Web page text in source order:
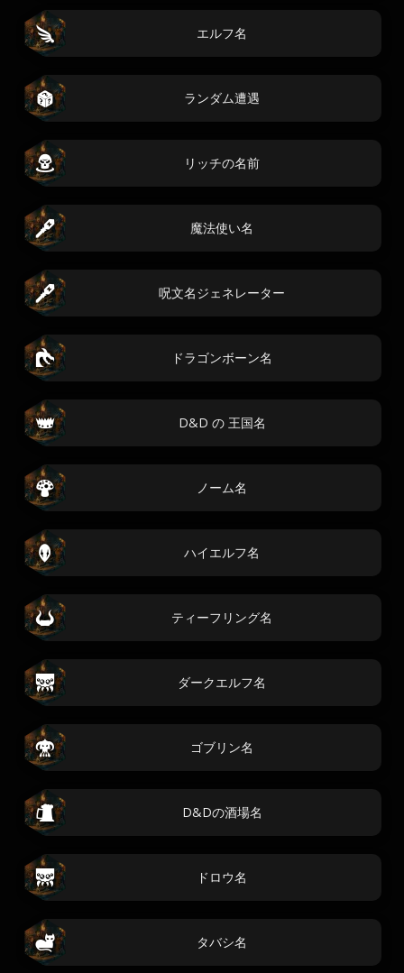
エルフ名
ランダム遭遇
リッチの名前
魔法使い名
呪文名ジェネレーター
ドラゴンボーン名
D&D の 王国名
ノーム名
ハイエルフ名
ティーフリング名
ダークエルフ名
ゴブリン名
D&Dの酒場名
ドロウ名
タバシ名